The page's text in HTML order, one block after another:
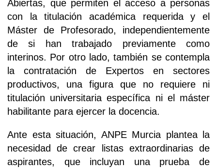
Abiertas, que permiten el acceso a personas
con la titulación académica requerida y el
Máster de Profesorado, independientemente
de si han trabajado previamente como
interinos. Por otro lado, también se contempla
la contratación de Expertos en sectores
productivos, una figura que no requiere ni
titulación universitaria específica ni el máster
habilitante para ejercer la docencia.
Ante esta situación, ANPE Murcia plantea la
necesidad de crear listas extraordinarias de
aspirantes, que incluyan una prueba de